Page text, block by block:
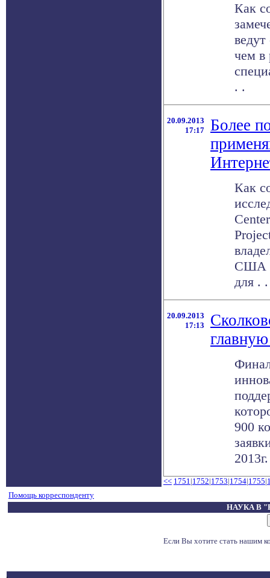
Как
ведут
чем в
. .
20.09.2013
17:17
Более
Как
США
для .
20.09.2013
17:13
900
<< 1751|1752|1753|1754|1755|
Помощь корреспонденту
НАУКА В
Если Вы хотите стать нашим